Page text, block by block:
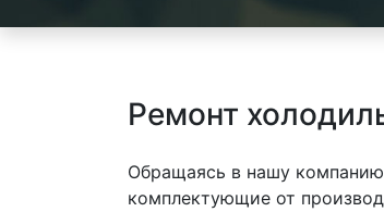
Ремонт
Обращаясь в нашу
комплектующие от